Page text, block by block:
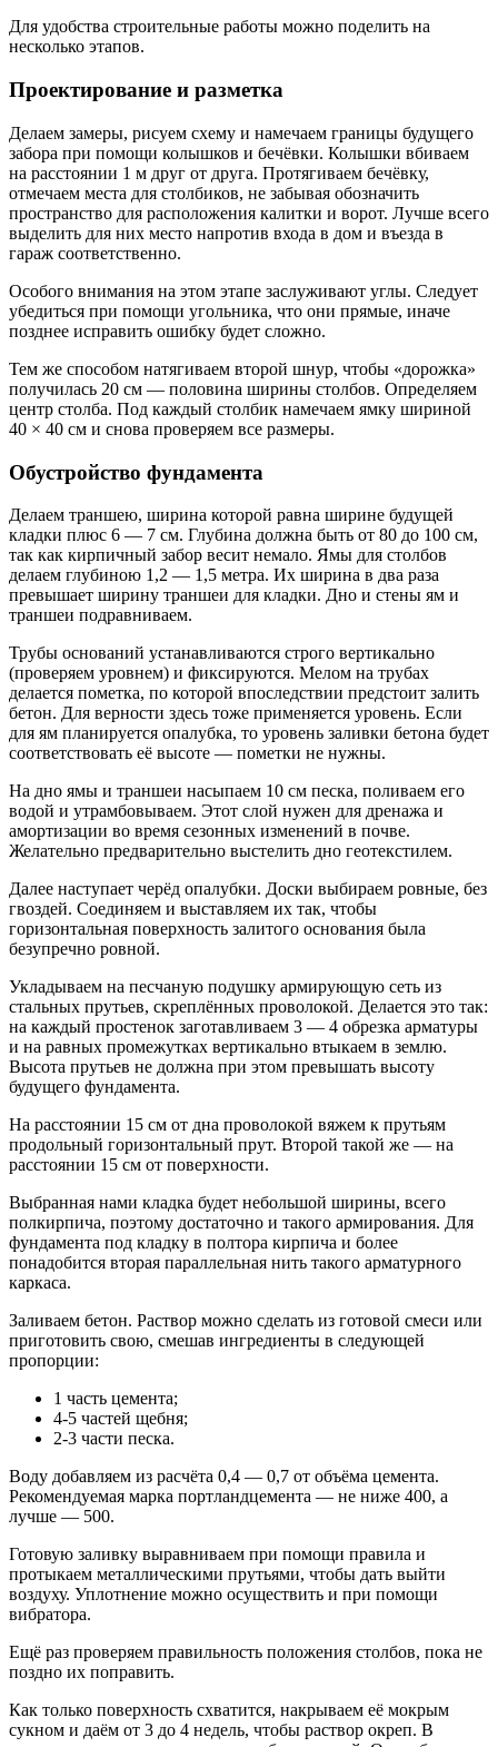
Для удобства строительные работы можно поделить на
несколько этапов.
Проектирование и разметка
Делаем замеры, рисуем схему и намечаем границы будущего
забора при помощи колышков и бечёвки. Колышки вбиваем
на расстоянии 1 м друг от друга. Протягиваем бечёвку,
отмечаем места для столбиков, не забывая обозначить
пространство для расположения калитки и ворот. Лучше всего
выделить для них место напротив входа в дом и въезда в
гараж соответственно.
Особого внимания на этом этапе заслуживают углы. Следует
убедиться при помощи угольника, что они прямые, иначе
позднее исправить ошибку будет сложно.
Тем же способом натягиваем второй шнур, чтобы «дорожка»
получилась 20 см ― половина ширины столбов. Определяем
центр столба. Под каждый столбик намечаем ямку шириной
40 × 40 см и снова проверяем все размеры.
Обустройство фундамента
Делаем траншею, ширина которой равна ширине будущей
кладки плюс 6 ― 7 см. Глубина должна быть от 80 до 100 см,
так как кирпичный забор весит немало. Ямы для столбов
делаем глубиною 1,2 ― 1,5 метра. Их ширина в два раза
превышает ширину траншеи для кладки. Дно и стены ям и
траншеи подравниваем.
Трубы оснований устанавливаются строго вертикально
(проверяем уровнем) и фиксируются. Мелом на трубах
делается пометка, по которой впоследствии предстоит залить
бетон. Для верности здесь тоже применяется уровень. Если
для ям планируется опалубка, то уровень заливки бетона будет
соответствовать её высоте ― пометки не нужны.
На дно ямы и траншеи насыпаем 10 см песка, поливаем его
водой и утрамбовываем. Этот слой нужен для дренажа и
амортизации во время сезонных изменений в почве.
Желательно предварительно выстелить дно геотекстилем.
Далее наступает черёд опалубки. Доски выбираем ровные, без
гвоздей. Соединяем и выставляем их так, чтобы
горизонтальная поверхность залитого основания была
безупречно ровной.
Укладываем на песчаную подушку армирующую сеть из
стальных прутьев, скреплённых проволокой. Делается это так:
на каждый простенок заготавливаем 3 ― 4 обрезка арматуры
и на равных промежутках вертикально втыкаем в землю.
Высота прутьев не должна при этом превышать высоту
будущего фундамента.
На расстоянии 15 см от дна проволокой вяжем к прутьям
продольный горизонтальный прут. Второй такой же ― на
расстоянии 15 см от поверхности.
Выбранная нами кладка будет небольшой ширины, всего
полкирпича, поэтому достаточно и такого армирования. Для
фундамента под кладку в полтора кирпича и более
понадобится вторая параллельная нить такого арматурного
каркаса.
Заливаем бетон. Раствор можно сделать из готовой смеси или
приготовить свою, смешав ингредиенты в следующей
пропорции:
1 часть цемента;
4-5 частей щебня;
2-3 части песка.
Воду добавляем из расчёта 0,4 ― 0,7 от объёма цемента.
Рекомендуемая марка портландцемента ― не ниже 400, а
лучше ― 500.
Готовую заливку выравниваем при помощи правила и
протыкаем металлическими прутьями, чтобы дать выйти
воздуху. Уплотнение можно осуществить и при помощи
вибратора.
Ещё раз проверяем правильность положения столбов, пока не
поздно их поправить.
Как только поверхность схватится, накрываем её мокрым
сукном и даём от 3 до 4 недель, чтобы раствор окреп. В